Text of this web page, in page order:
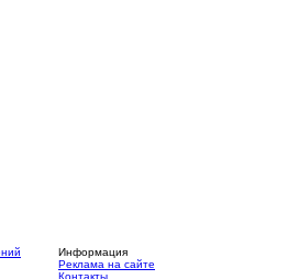
Информация
Реклама на сайте
Контакты